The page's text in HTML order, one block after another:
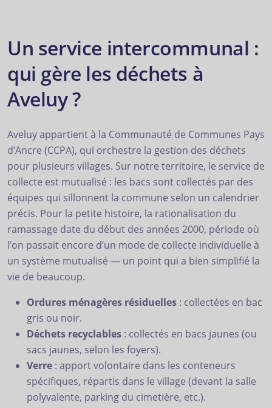
Un service intercommunal :
qui gère les déchets à
Aveluy ?
Aveluy appartient à la Communauté de Communes Pays
d’Ancre (CCPA), qui orchestre la gestion des déchets
pour plusieurs villages. Sur notre territoire, le service de
collecte est mutualisé : les bacs sont collectés par des
équipes qui sillonnent la commune selon un calendrier
précis. Pour la petite histoire, la rationalisation du
ramassage date du début des années 2000, période où
l’on passait encore d’un mode de collecte individuelle à
un système mutualisé — un point qui a bien simplifié la
vie de beaucoup.
Ordures ménagères résiduelles : collectées en bac
gris ou noir.
Déchets recyclables : collectés en bacs jaunes (ou
sacs jaunes, selon les foyers).
Verre : apport volontaire dans les conteneurs
spécifiques, répartis dans le village (devant la salle
polyvalente, parking du cimetière, etc.).